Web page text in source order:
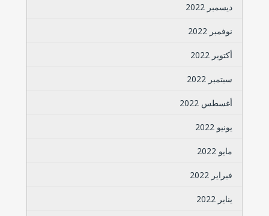
ديسمبر 2022
نوفمبر 2022
أكتوبر 2022
سبتمبر 2022
أغسطس 2022
يونيو 2022
مايو 2022
فبراير 2022
يناير 2022